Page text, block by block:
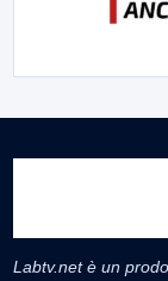
Labtv.net è un